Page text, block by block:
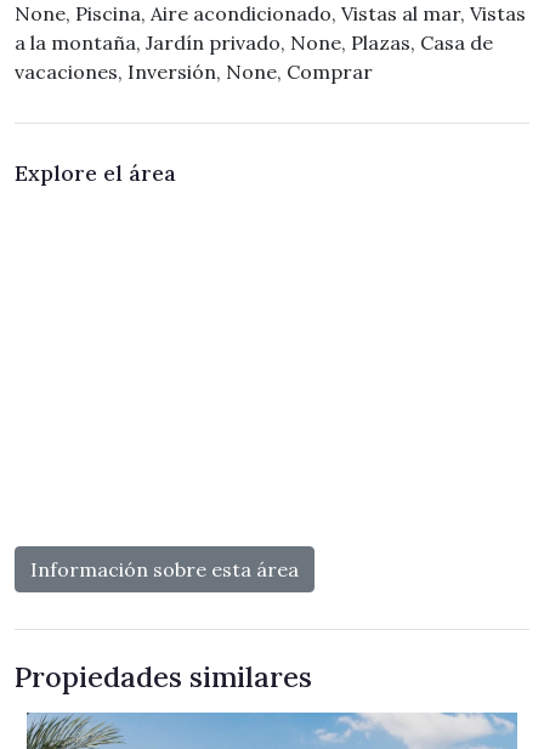
None, Piscina, Aire acondicionado, Vistas al mar, Vistas
a la montaña, Jardín privado, None, Plazas, Casa de
vacaciones, Inversión, None, Comprar
Explore el área
Información sobre esta área
Propiedades similares